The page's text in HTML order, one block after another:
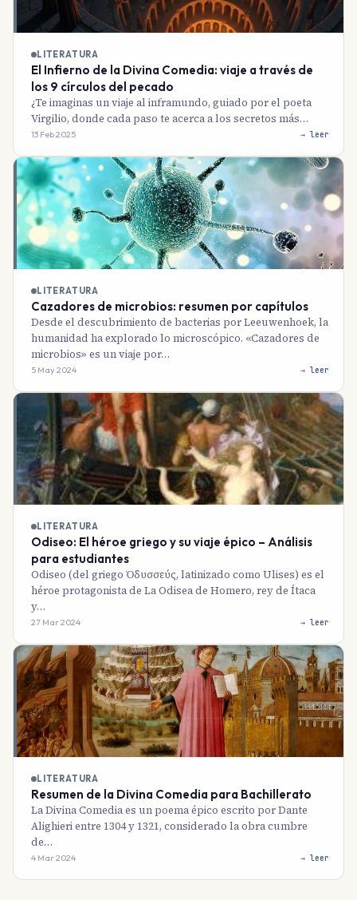
LITERATURA
El Infierno de la Divina Comedia: viaje a través de
los 9 círculos del pecado
¿Te imaginas un viaje al inframundo, guiado por el poeta
Virgilio, donde cada paso te acerca a los secretos más…
13 Feb 2025 → leer
LITERATURA
Cazadores de microbios: resumen por capítulos
Desde el descubrimiento de bacterias por Leeuwenhoek, la
humanidad ha explorado lo microscópico. «Cazadores de
microbios» es un viaje por…
5 May 2024 → leer
LITERATURA
Odiseo: El héroe griego y su viaje épico – Análisis
para estudiantes
Odiseo (del griego Ὀδυσσεύς, latinizado como Ulises) es el
héroe protagonista de La Odisea de Homero, rey de Ítaca
y…
27 Mar 2024 → leer
LITERATURA
Resumen de la Divina Comedia para Bachillerato
La Divina Comedia es un poema épico escrito por Dante
Alighieri entre 1304 y 1321, considerado la obra cumbre
de…
4 Mar 2024 → leer